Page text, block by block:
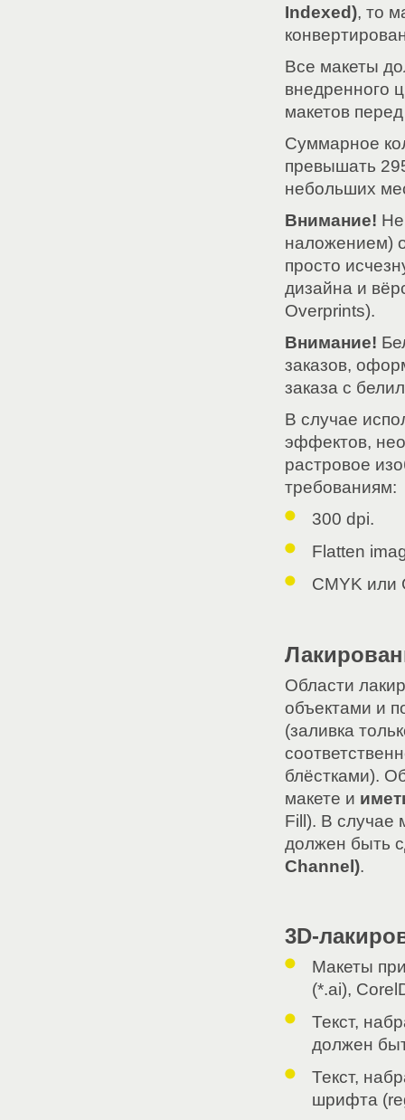
Indexed), то
Все макеты
внедренного
макетов
Суммарное
превышать
небольших
Внимание! Не
наложением)
просто
дизайна и
Overprints).
Внимание!
заказов,
заказа с
В случае
эффектов,
растровое
требованиям:
300 dpi.
Flatten
CMYK или
Области
объектами и
(заливка
блёстками).
макете и
Fill). В случае
должен быть
Channel).
3D-
Макеты
(*.ai),
Текст,
должен
Текст,
шрифта